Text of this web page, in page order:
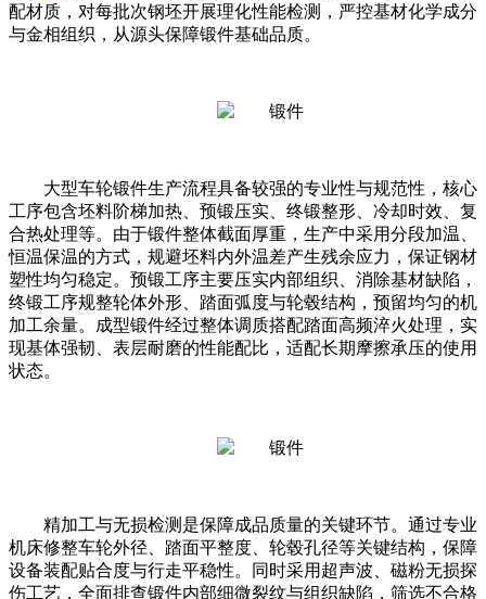
配材质，对每批次钢坯开展理化性能检测，严控基材化学成分
与金相组织，从源头保障锻件基础品质。
大型车轮锻件生产流程具备较强的专业性与规范性，核心
工序包含坯料阶梯加热、预锻压实、终锻整形、冷却时效、复
合热处理等。由于锻件整体截面厚重，生产中采用分段加温、
恒温保温的方式，规避坯料内外温差产生残余应力，保证钢材
塑性均匀稳定。预锻工序主要压实内部组织、消除基材缺陷，
终锻工序规整轮体外形、踏面弧度与轮毂结构，预留均匀的机
加工余量。成型锻件经过整体调质搭配踏面高频淬火处理，实
现基体强韧、表层耐磨的性能配比，适配长期摩擦承压的使用
状态。
精加工与无损检测是保障成品质量的关键环节。通过专业
机床修整车轮外径、踏面平整度、轮毂孔径等关键结构，保障
设备装配贴合度与行走平稳性。同时采用超声波、磁粉无损探
伤工艺，全面排查锻件内部细微裂纹与组织缺陷，筛选不合格